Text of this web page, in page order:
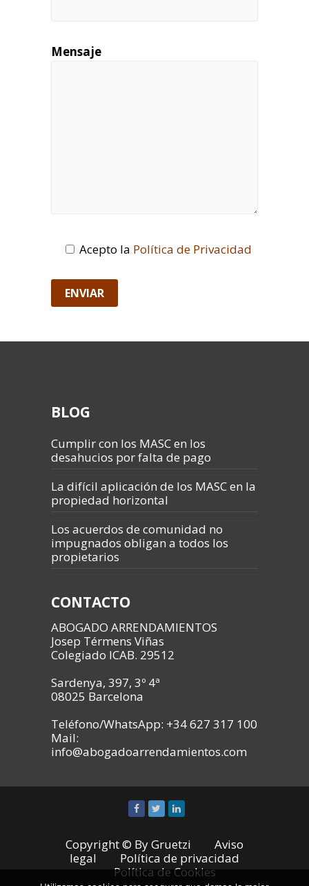
Mensaje
Acepto la Política de Privacidad
BLOG
Cumplir con los MASC en los
desahucios por falta de pago
La difícil aplicación de los MASC en la
propiedad horizontal
Los acuerdos de comunidad no
impugnados obligan a todos los
propietarios
CONTACTO
ABOGADO ARRENDAMIENTOS
Josep Térmens Viñas
Colegiado ICAB. 29512
Sardenya, 397, 3º 4ª
08025 Barcelona
Teléfono/WhatsApp: +34 627 317 100
Mail:
info@abogadoarrendamientos.com
Copyright © ByGruetzi
Aviso
legal
Política de privacidad
Política de Cookies